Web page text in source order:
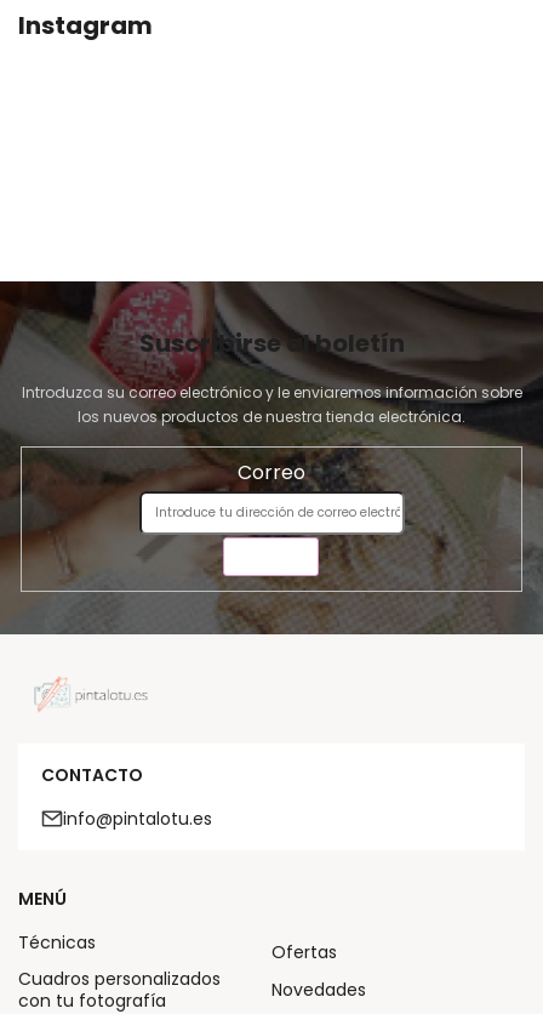
Instagram
Suscribirse al boletín
Introduzca su correo electrónico y le enviaremos información sobre
los nuevos productos de nuestra tienda electrónica.
Correo
CONTACTO
info@pintalotu.es
MENÚ
Técnicas
Cuadros personalizados
con tu fotografía
Ofertas
Novedades